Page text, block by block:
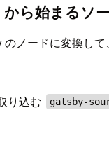
から始まるソ
ノードに変換し
り込む gatsby-